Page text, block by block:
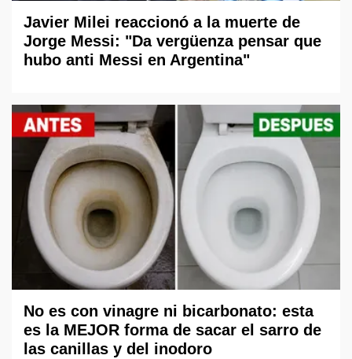
Javier Milei reaccionó a la muerte de
Jorge Messi: "Da vergüenza pensar que
hubo anti Messi en Argentina"
No es con vinagre ni bicarbonato: esta
es la MEJOR forma de sacar el sarro de
las canillas y del inodoro